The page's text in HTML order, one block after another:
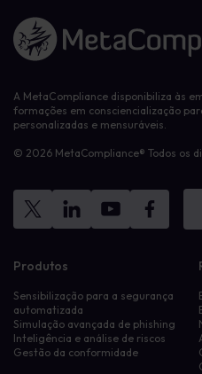
Ligação à página inicial
A MetaCompliance disponibiliza às
formações em consciencialização
personalizadas e mensuráveis.
© 2026 MetaCompliance® Todos os
Produtos
Sensibilização para a segurança
automatizada
Simulação avançada de phishing
Inteligência e análise de riscos
Gestão da conformidade